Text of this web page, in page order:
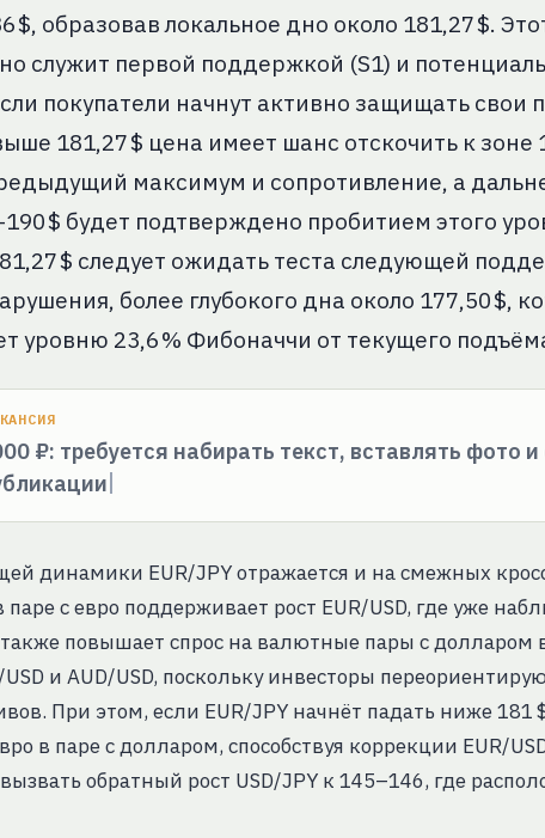
$, образовав локальное дно около 181,27 $.
служит первой поддержкой (S1) и
покупатели начнут активно защищать свои
181,27 $ цена имеет шанс отскочить к зоне
максимум и сопротивление, а
$ будет подтверждено пробитием этого
$ следует ожидать теста следующей
более глубокого дна около 177,50 $,
уровню 23,6 % Фибоначчи от текущего
₽: требуется набирать текст, вставлять фото
динамики EUR/JPY отражается и на смежных
с евро поддерживает рост EUR/USD, где уже
повышает спрос на валютные пары с долларом
и AUD/USD, поскольку инвесторы
При этом, если EUR/JPY начнёт падать ниже 181
в паре с долларом, способствуя коррекции EUR/
обратный рост USD/JPY к 145–146, где